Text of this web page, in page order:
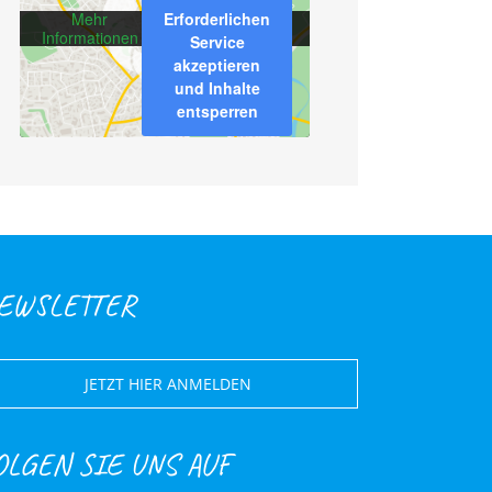
Mehr
Informationen
Erforderlichen
Service
akzeptieren
und Inhalte
entsperren
JETZT HIER ANMELDEN
SIE UNS AUF